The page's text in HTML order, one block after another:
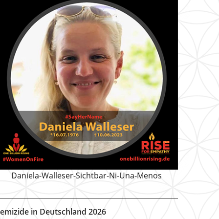
Daniela-Walleser-Sichtbar-Ni-Una-Menos
in Deutschland 2026